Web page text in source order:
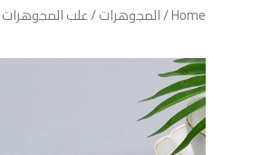
Home
/المجوهرات/علب المجوهرات